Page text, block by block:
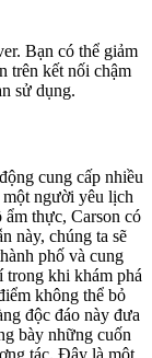
Bạn có thể giảm
trên kết nối chậm
sử dụng.
cung cấp nhiều
người yêu lịch
thực, Carson có
này, chúng ta sẽ
phố và cung
trong khi khám phá
không thể bỏ
độc đáo này đưa
bày những cuốn
tác. Đây là một